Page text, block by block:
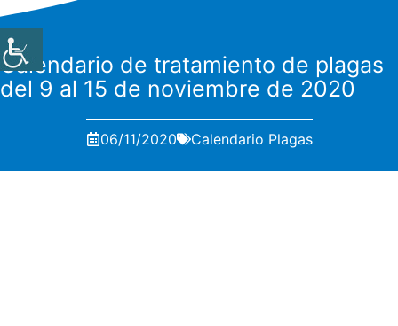
Calendario de tratamiento de plagas
del 9 al 15 de noviembre de 2020
06/11/2020 Calendario Plagas